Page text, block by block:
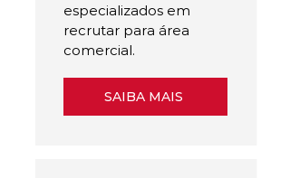
especializados em
recrutar para área
comercial.
SAIBA MAIS